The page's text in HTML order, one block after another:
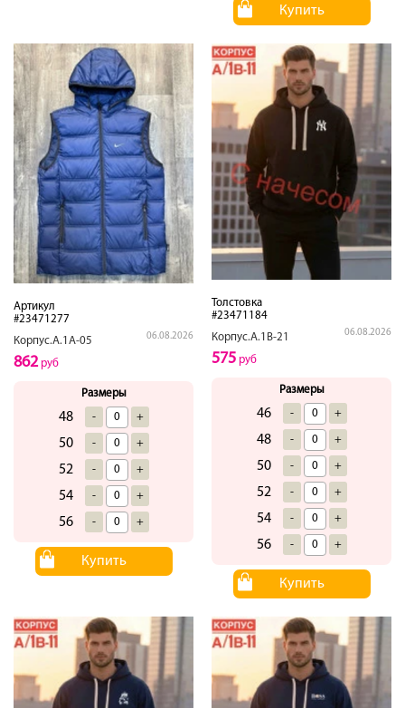
Купить
Артикул
#23471277
Корпус.А.1А-05
06.08.2026
862руб
Размеры
48 - +
50 - +
52 - +
54 - +
56 - +
Купить
Толстовка
#23471184
Корпус.А.1В-21
06.08.2026
575 руб
Размеры
46 - +
48 - +
50 - +
52 - +
54 - +
56 - +
Купить